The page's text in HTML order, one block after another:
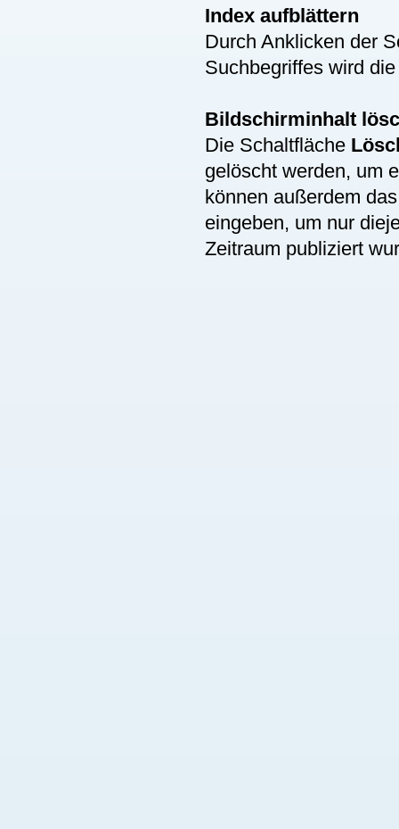
Index aufblättern
Durch Anklicken der
Suchbegriffes wird
Bildschirminhalt
Die Schaltfläche
gelöscht werden, um
können außerdem
eingeben, um nur
Zeitraum publiziert